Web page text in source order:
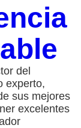
del
experto,
sus mejores
excelentes